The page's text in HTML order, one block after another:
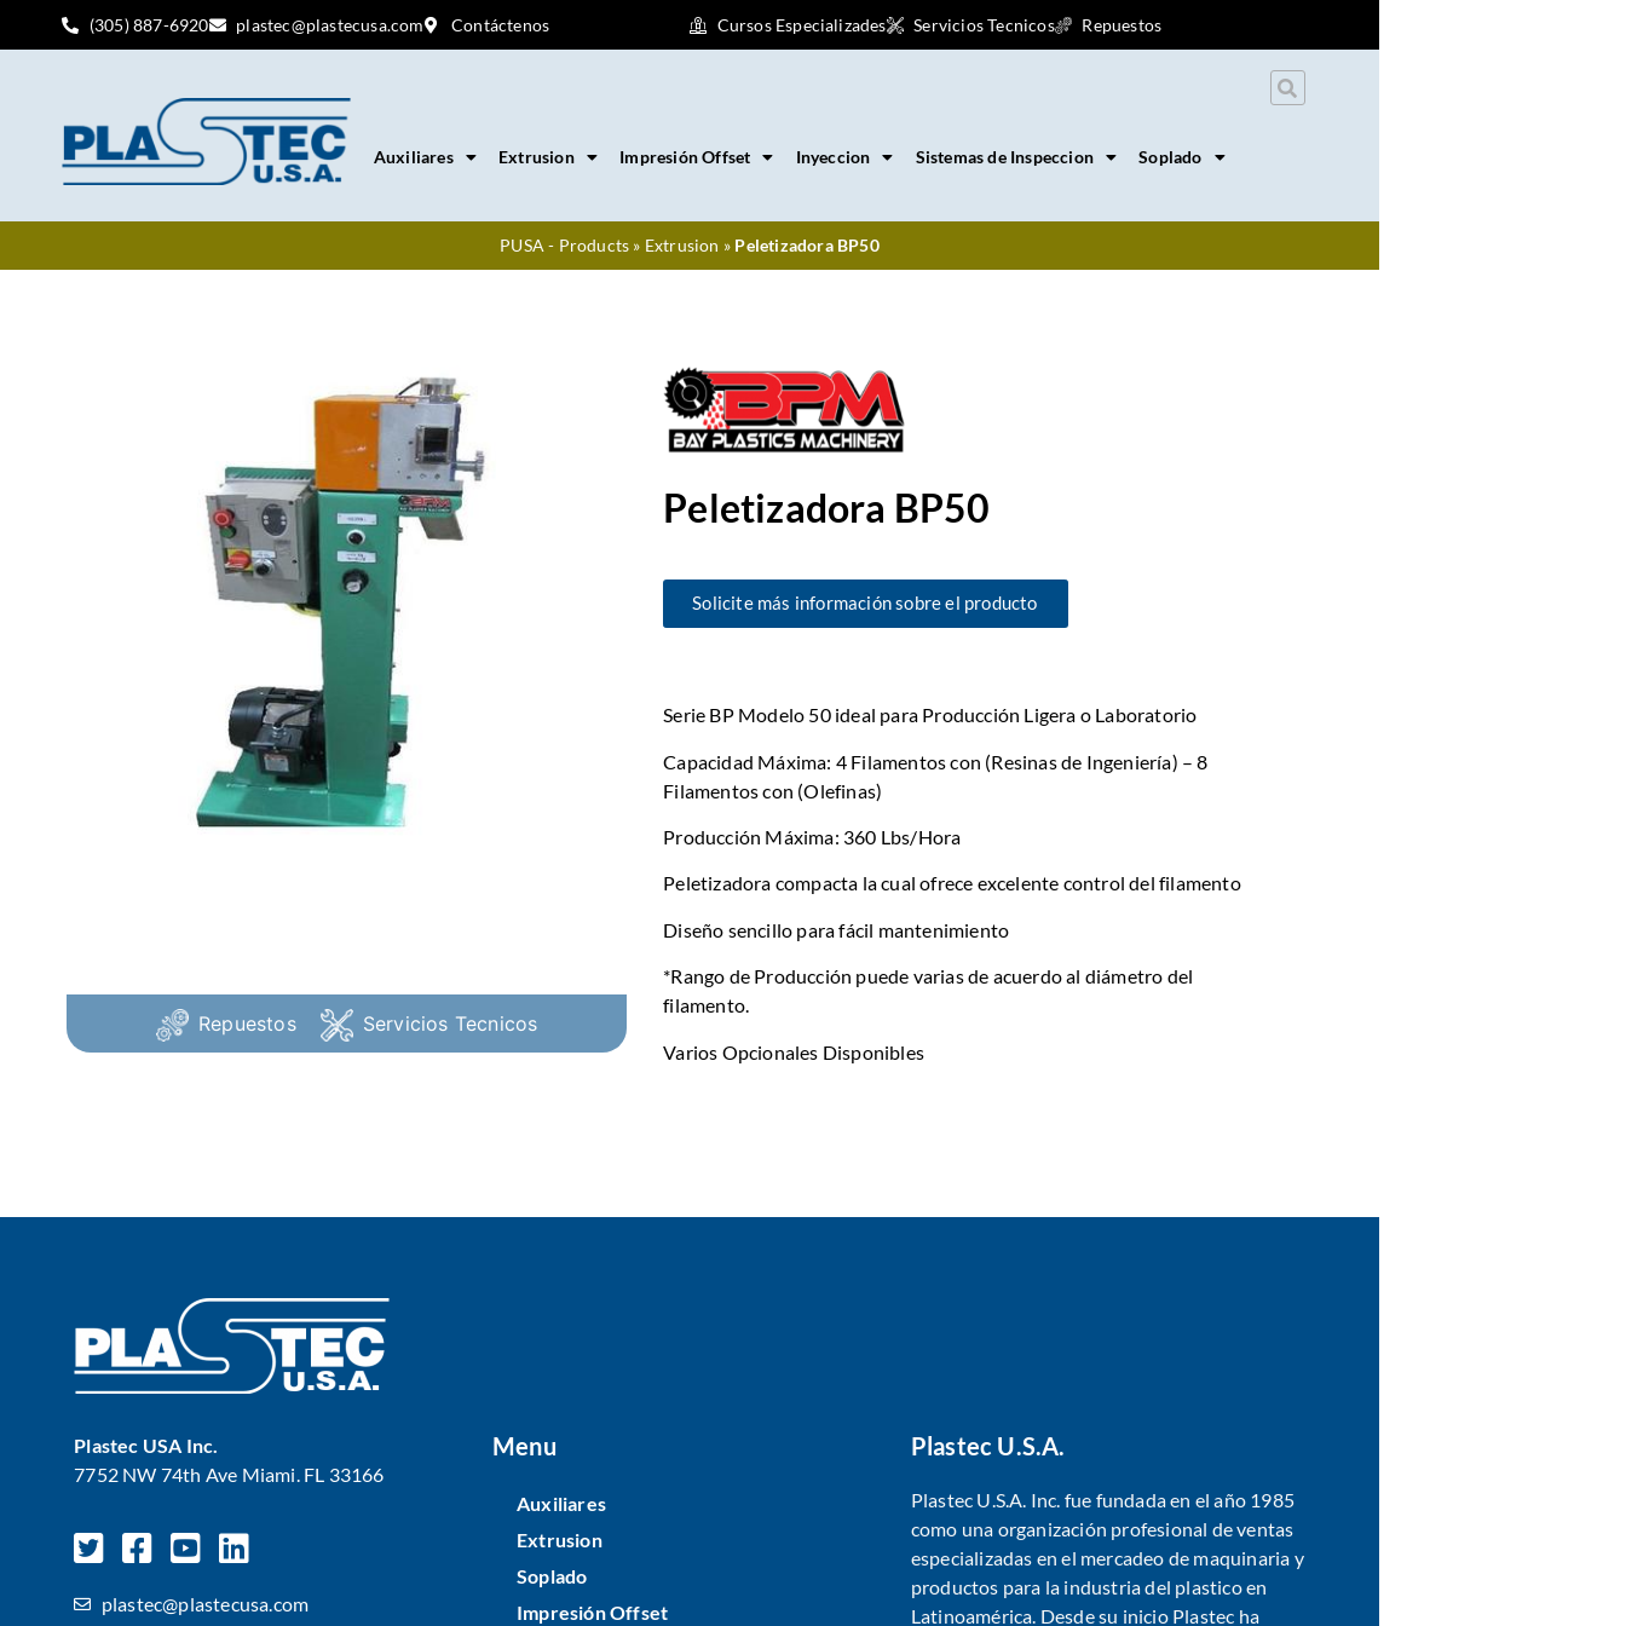
(305) 887-6920 plastec@plastecusa.com Contáctenos Cursos Especializades Servicios Tecnicos Repuestos
Auxiliares Extrusion Impresión Offset Inyeccion Sistemas de Inspeccion Soplado
PUSA - Products » Extrusion » Peletizadora BP50
Repuestos Servicios Tecnicos
Peletizadora BP50
Solicite más información sobre el producto
Serie BP Modelo 50 ideal para Producción Ligera o Laboratorio
Capacidad Máxima: 4 Filamentos con (Resinas de Ingeniería) – 8
Filamentos con (Olefinas)
Producción Máxima: 360 Lbs/Hora
Peletizadora compacta la cual ofrece excelente control del filamento
Diseño sencillo para fácil mantenimiento
*Rango de Producción puede varias de acuerdo al diámetro del
filamento.
Varios Opcionales Disponibles
Plastec USA Inc.
7752 NW 74th Ave Miami. FL 33166
plastec@plastecusa.com
Menu
Auxiliares
Extrusion
Soplado
Impresión Offset
Plastec U.S.A.
Plastec U.S.A. Inc. fue fundada en el año 1985
como una organización profesional de ventas
especializadas en el mercadeo de maquinaria y
productos para la industria del plastico en
Latinoamérica. Desde su inicio Plastec ha